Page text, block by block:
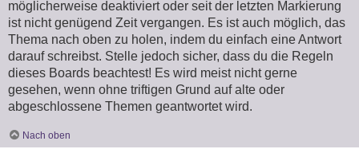
möglicherweise deaktiviert oder seit der letzten Markierung
ist nicht genügend Zeit vergangen. Es ist auch möglich, das
Thema nach oben zu holen, indem du einfach eine Antwort
darauf schreibst. Stelle jedoch sicher, dass du die Regeln
dieses Boards beachtest! Es wird meist nicht gerne
gesehen, wenn ohne triftigen Grund auf alte oder
abgeschlossene Themen geantwortet wird.
Nach oben